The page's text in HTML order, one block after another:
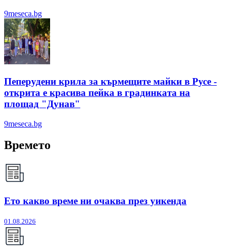
9meseca.bg
Пеперудени крила за кърмещите майки в Русе -
открита е красива пейка в градинката на
площад "Дунав"
9meseca.bg
Времето
Ето какво време ни очаква през уикенда
01.08.2026